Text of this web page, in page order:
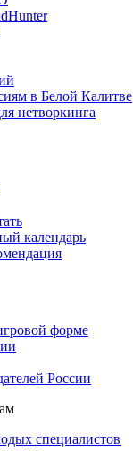
в Белой Калитве
нетворкинга
календарь
форме
России
специалистов